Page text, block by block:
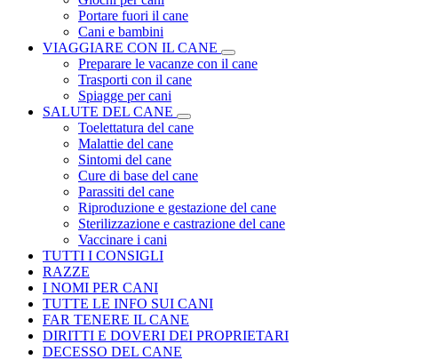
Portare fuori il cane
Cani e bambini
VIAGGIARE CON IL CANE
Preparare le vacanze con il cane
Trasporti con il cane
Spiagge per cani
SALUTE DEL CANE
Toelettatura del cane
Malattie del cane
Sintomi del cane
Cure di base del cane
Parassiti del cane
Riproduzione e gestazione del cane
Sterilizzazione e castrazione del cane
Vaccinare i cani
TUTTI I CONSIGLI
RAZZE
I NOMI PER CANI
TUTTE LE INFO SUI CANI
FAR TENERE IL CANE
DIRITTI E DOVERI DEI PROPRIETARI
DECESSO DEL CANE